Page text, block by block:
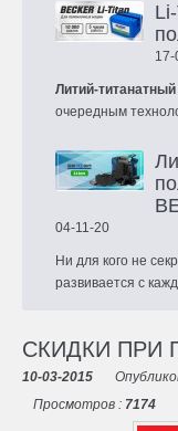
17-
Литий-
очередным
04-11-20
Ни для кого не
развивается с
СКИДКИ ПРИ
10-03-2015
Просмотров : 7174